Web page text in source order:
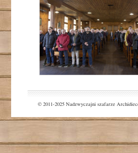
© 2011-2025 Nadzwyczajni szafarze